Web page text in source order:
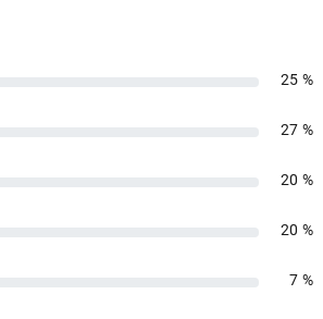
25 %
27 %
20 %
20 %
7 %